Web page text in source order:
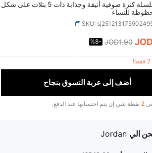
قلادة/سلسلة كنزة صوفية أنيقة وجذابة ذات 5 بتلات على شكل
للنساء
SKU:
PRICE AND JOD1.90
%8-
أضف إلى عربة التسوق بنجاح
2 نقطة شي إن يتم احتسابها عند الدفع.
الي Jordan